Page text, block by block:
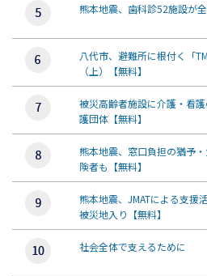
熊本地震、歯科診52施設
八代市、避難所に根付く
（上）【無料】
被災高齢者施設に介護・
護団体【無料】
熊本地震、窓口負担の猶
険者も【無料】
熊本地震、JMATによる支
被災地入り【無料】
社会全体で支えるために